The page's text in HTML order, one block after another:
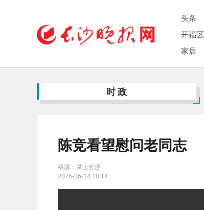
头条
开福区
家居
时政
陈竞看望慰问老同志
稿源：掌上长沙
2026-06-14 10:14